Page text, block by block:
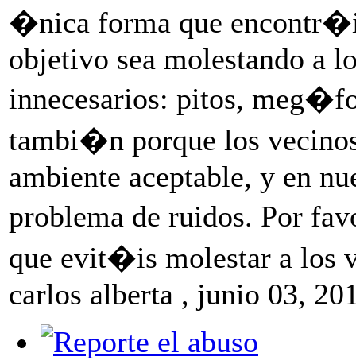
�nica forma que
objetivo sea molestando a
innecesarios: pitos,
tambi�n porque los
ambiente aceptable, y en
problema de ruidos. Por
que evit�is molestar a los
carlos alberta , junio 03,